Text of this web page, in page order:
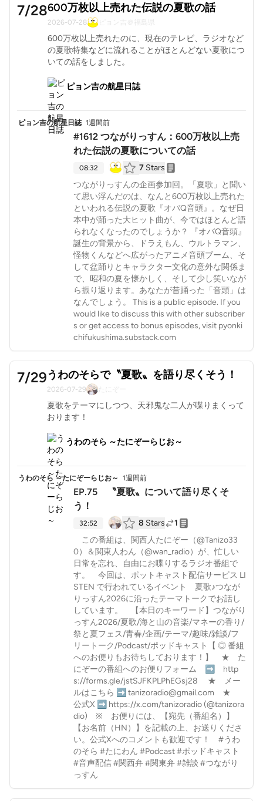
7/28600万枚以上売れた伝説の夏歌の話
2026-07-28 ピョン吉＠福島県
600万枚以上売れたのに、現在のテレビ、ラジオなど
の夏歌特集などに流れることがほとんどない夏歌につ
いての話をしました。
ピョン吉の航星日誌
ピョン吉の航星日誌 1週間前
#1612 つながりっすん：600万枚以上売
れた伝説の夏歌についての話
08:32 7 Stars
つながりっすんの企画参加回。「夏歌」と聞い
て思い浮んだのは、なんと600万枚以上売れた
といわれる伝説の夏歌『オバQ音頭』。なぜ日
本中が踊った大ヒット曲が、今ではほとんど語
られなくなったのでしょうか？ 『オバQ音頭』
誕生の背景から、ドラえもん、ウルトラマン、
怪物くんなどへ広がったアニメ音頭ブーム、そ
して盆踊りとキャラクター文化の意外な関係ま
で、昭和の夏を懐かしく、そして少し笑いなが
ら振り返ります。あなたが昔踊った「音頭」は
なんでしょう。 This is a public episode. If you
would like to discuss this with other subscriber
s or get access to bonus episodes, visit pyonki
chifukushima.substack.com
7/29うわのそらで〝夏歌〟を語り尽くそう！
2026-07-29 たにぞー
夏歌をテーマにしつつ、天邪鬼な二人が喋りまくって
おります！
うわのそら ～たにぞーらじお～
うわのそら ～たにぞーらじお～ 1週間前
EP.75 〝夏歌〟について語り尽くそ
う！
32:52 8 Stars
1
この番組は、関西人たにぞー（⁠⁠⁠⁠⁠⁠⁠⁠⁠⁠⁠⁠⁠⁠⁠⁠⁠⁠⁠⁠⁠⁠⁠⁠⁠⁠⁠⁠⁠⁠⁠⁠⁠⁠⁠⁠⁠⁠⁠⁠⁠⁠⁠⁠⁠⁠⁠⁠⁠⁠⁠⁠⁠⁠⁠⁠⁠⁠⁠⁠⁠⁠@Tanizo33
0⁠⁠⁠⁠⁠⁠⁠⁠⁠⁠⁠⁠⁠⁠⁠⁠⁠⁠⁠⁠⁠⁠⁠⁠⁠⁠⁠⁠⁠⁠⁠⁠⁠⁠⁠⁠⁠⁠⁠⁠⁠⁠⁠⁠⁠⁠⁠⁠⁠⁠⁠⁠⁠⁠⁠⁠⁠⁠⁠⁠⁠⁠）⁠⁠⁠⁠⁠⁠⁠⁠⁠⁠⁠⁠⁠⁠⁠⁠⁠⁠⁠⁠⁠⁠⁠⁠⁠⁠⁠⁠⁠⁠⁠⁠⁠⁠⁠⁠⁠⁠⁠⁠⁠⁠⁠⁠⁠⁠⁠⁠⁠⁠⁠⁠⁠⁠⁠⁠⁠⁠⁠⁠⁠⁠⁠⁠⁠⁠⁠⁠⁠⁠⁠⁠⁠⁠⁠⁠⁠＆関東人わん（⁠⁠⁠⁠⁠⁠⁠⁠⁠⁠⁠⁠⁠⁠⁠⁠⁠⁠⁠⁠⁠⁠⁠⁠⁠⁠⁠⁠⁠⁠⁠⁠⁠⁠⁠⁠⁠⁠⁠⁠⁠⁠⁠⁠⁠⁠⁠⁠⁠⁠⁠⁠⁠⁠⁠⁠⁠⁠⁠⁠@wan_radio⁠⁠⁠⁠⁠⁠⁠⁠⁠⁠⁠⁠⁠⁠⁠⁠⁠⁠⁠⁠⁠⁠⁠⁠⁠⁠⁠⁠⁠⁠⁠⁠⁠⁠⁠⁠⁠⁠⁠⁠⁠⁠⁠⁠⁠⁠⁠⁠⁠⁠⁠⁠⁠⁠⁠⁠⁠⁠⁠⁠）が、忙しい
日常を忘れ、自由にお喋りするラジオ番組で
す。 今回は、ポットキャスト配信サービス LI
STEN で行われているイベント 夏歌♪つなが
りっすん2026に沿ったテーマトークでお話し
しています。 【本日のキーワード】つながり
っすん2026/夏歌/海と山の音楽/マネーの香り/
祭と夏フェス/青春/企画/テーマ/趣味/雑談/フ
リートーク/Podcast/ポッドキャスト【 ◎ 番組
へのお便りもお待ちしております！】 ★ ⁠⁠⁠⁠⁠⁠⁠⁠⁠⁠⁠⁠⁠⁠⁠⁠⁠⁠⁠⁠⁠⁠⁠⁠⁠⁠⁠⁠⁠⁠⁠⁠⁠⁠⁠⁠⁠⁠⁠⁠⁠⁠⁠⁠⁠⁠⁠⁠⁠⁠⁠⁠⁠⁠⁠⁠⁠⁠⁠⁠⁠⁠⁠た
にぞーの番組へのお便りフォーム⁠ ⁠⁠⁠⁠⁠⁠⁠⁠⁠⁠⁠⁠⁠⁠⁠⁠⁠⁠⁠⁠⁠⁠⁠⁠⁠⁠⁠⁠⁠⁠⁠⁠⁠⁠⁠⁠⁠⁠⁠⁠⁠⁠⁠⁠⁠⁠⁠⁠⁠⁠⁠⁠⁠⁠⁠⁠⁠⁠⁠⁠➡⁠⁠⁠⁠⁠⁠⁠⁠⁠⁠⁠⁠⁠⁠⁠⁠⁠⁠⁠⁠⁠⁠⁠⁠⁠⁠⁠⁠⁠⁠⁠⁠⁠⁠⁠⁠⁠⁠⁠⁠⁠⁠⁠⁠⁠⁠⁠⁠⁠⁠⁠⁠⁠⁠⁠⁠⁠⁠⁠⁠⁠⁠⁠⁠⁠⁠⁠⁠⁠⁠⁠⁠⁠⁠⁠⁠⁠⁠⁠⁠⁠⁠⁠⁠⁠⁠⁠⁠⁠⁠⁠⁠⁠⁠⁠⁠⁠⁠⁠⁠⁠⁠⁠⁠⁠⁠⁠⁠⁠⁠⁠⁠⁠⁠⁠⁠⁠⁠⁠⁠⁠⁠ ⁠⁠⁠⁠⁠⁠⁠⁠⁠⁠⁠⁠⁠⁠⁠⁠⁠⁠⁠⁠⁠⁠⁠⁠⁠⁠⁠⁠⁠⁠⁠⁠⁠⁠⁠⁠⁠⁠⁠⁠⁠⁠⁠⁠⁠⁠⁠⁠⁠⁠⁠⁠⁠⁠⁠⁠⁠⁠⁠⁠http
s://forms.gle/jstSJFKPLPhEGsj28⁠⁠⁠⁠⁠⁠⁠⁠⁠⁠⁠⁠⁠⁠⁠⁠⁠⁠⁠⁠⁠⁠⁠⁠⁠⁠⁠⁠⁠⁠⁠⁠⁠⁠⁠⁠⁠⁠⁠⁠⁠⁠⁠⁠⁠⁠⁠⁠⁠⁠⁠⁠⁠⁠⁠⁠⁠⁠⁠⁠ ★ メー
ルはこちら ➡ tanizoradio@gmail.com ★
公式X ➡ ⁠⁠⁠⁠⁠⁠⁠⁠⁠⁠⁠⁠⁠⁠⁠⁠https://x.com/tanizoradio⁠⁠⁠⁠⁠⁠⁠⁠⁠⁠⁠⁠⁠⁠⁠⁠ (@tanizora
dio) ※ お便りには、【宛先（番組名）】
【お名前（HN）】を記載の上、お送りくださ
い。公式Xへのコメントも歓迎です！ #うわ
のそら #たにわん #Podcast #ポッドキャスト
#音声配信 #関西弁 #関東弁 #雑談 #つながり
っすん